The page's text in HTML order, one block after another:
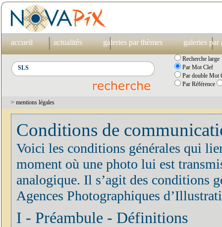
accueil actualités galeries par thèmes galeries par
Recherche large
Par Mot Clef
Par double Mot
Par Référence
> mentions légales
Conditions de
Voici les conditions générales qui
moment où une photo lui est
analogique. Il s’agit des conditions
Agences Photographiques
I - Préambule - Définitions